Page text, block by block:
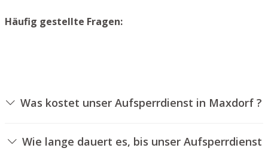
Häufig gestellte Fragen:
Was kostet unser Aufsperrdienst in Maxdorf ?
hängen von unterschiedlichen Optionen ab, wie
Wie lange dauert es, bis unser Aufsperrdienst